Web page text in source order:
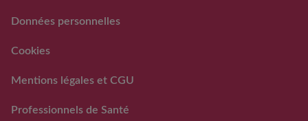
RAPPEL VOLONTAIRE ET
LAITS INFANTILES
FAQ rappels volontaires
Données personnelles
Cookies
Mentions légales et CGU
Professionnels de Santé